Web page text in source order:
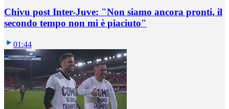
Chivu post Inter-Juve: "Non siamo ancora pronti, il
secondo tempo non mi è piaciuto"
01:44